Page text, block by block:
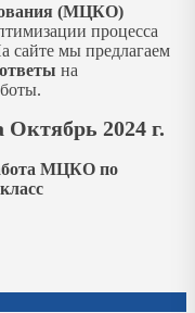
(МЦКО)
процесса
сайте мы предлагаем
на
2024 г.
МЦКО по